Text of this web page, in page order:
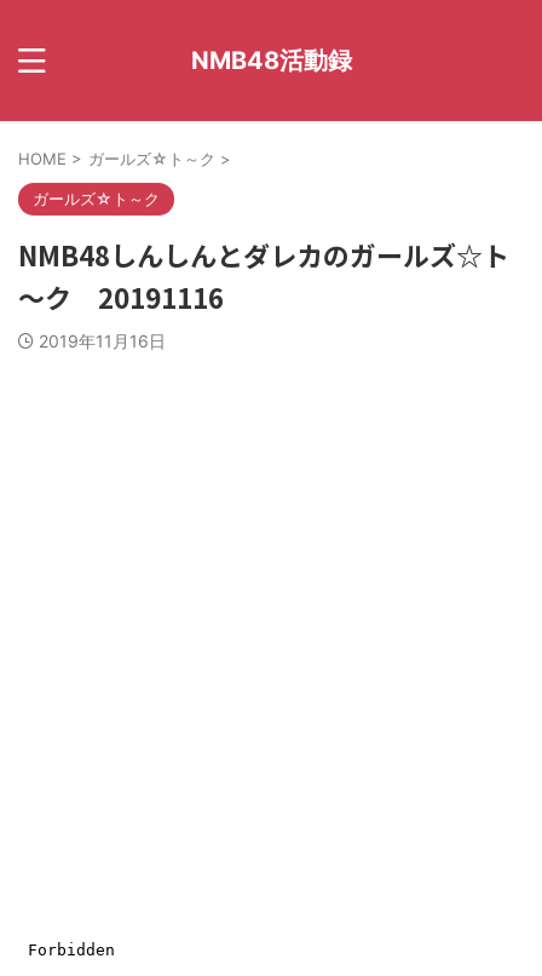
NMB48活動録
HOME > ガールズ☆ト～ク >
ガールズ☆ト～ク
NMB48しんしんとダレカのガールズ☆ト
～ク 20191116
2019年11月16日